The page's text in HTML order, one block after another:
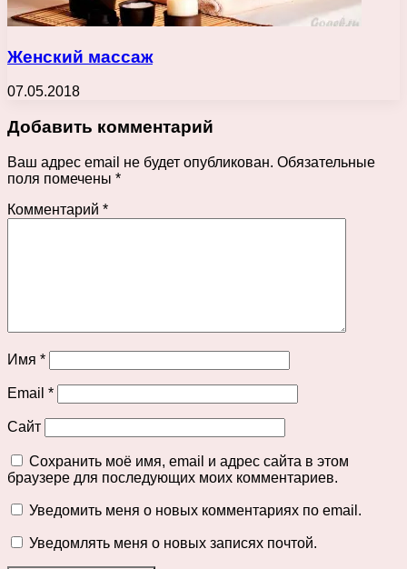
Женский массаж
07.05.2018
Добавить комментарий
Ваш адрес email не будет опубликован. Обязательные
поля помечены *
Комментарий *
Имя *
Email *
Сайт
Сохранить моё имя, email и адрес сайта в этом
браузере для последующих моих комментариев.
Уведомить меня о новых комментариях по email.
Уведомлять меня о новых записях почтой.